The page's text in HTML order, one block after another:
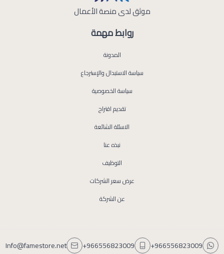
روابط مهمة
المدونة
سياسة الاستبدال والإسترجاع
سياسة الخصوصية
تقديم اقتراح
الاسئلة الشائعة
نبذه عنا
التوظيف
عرض سعر الشركات
عن الشركة
موثق لدى منصة الأعمال
+966556823009
+966556823009
Info@famestore.net